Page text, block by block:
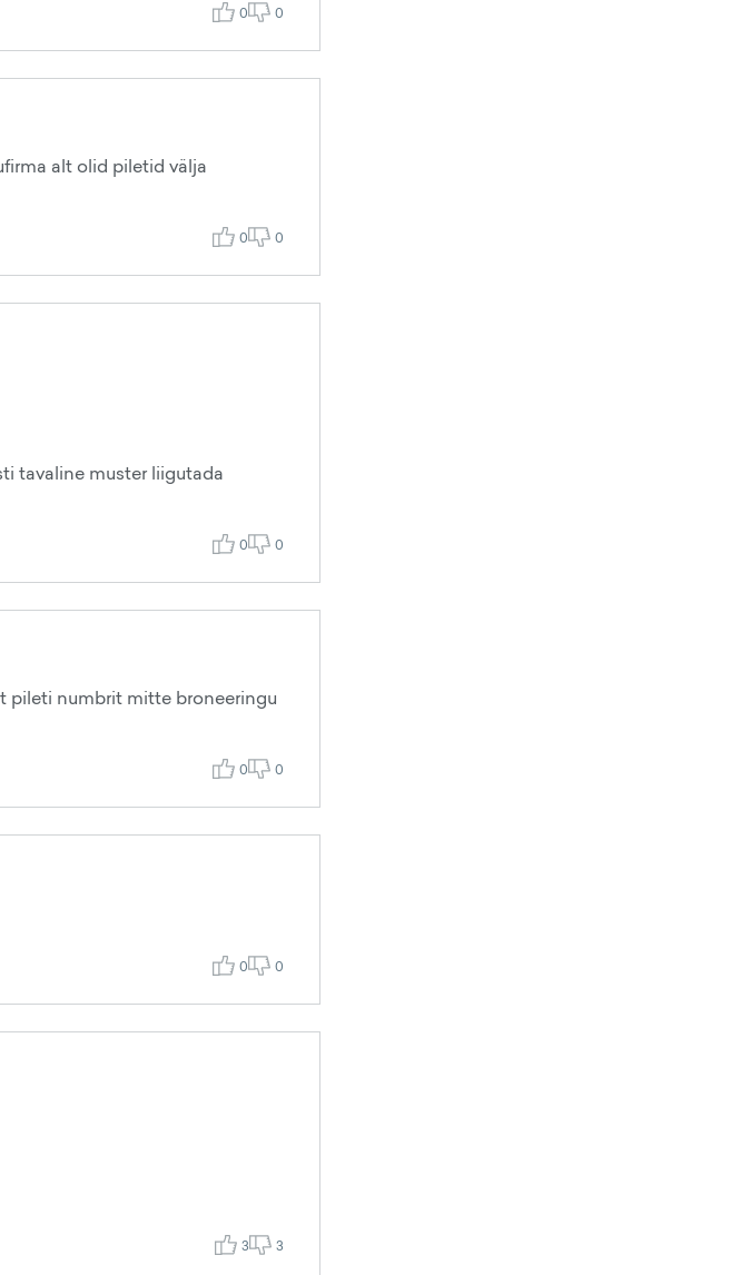
0 0
alt olid piletid välja
0 0
tavaline muster liigutada
0 0
pileti numbrit mitte broneeringu
0 0
0 0
3 3